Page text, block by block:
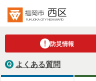
防災情報
よくある質問